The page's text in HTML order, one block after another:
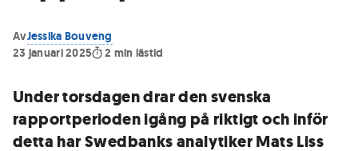
AvJessika Bouveng
23 januari 2025
2 min lästid
Under torsdagen drar den svenska
rapportperioden igång på riktigt och inför
detta har Swedbanks analytiker Mats Liss